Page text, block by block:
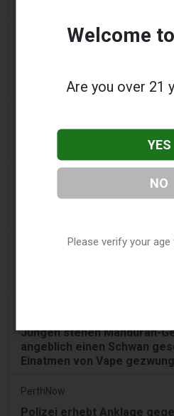
Tobacco Reporter
Reporter
Profite vor Schülern: der
vergiftet Namibias
Jungen erscheinen vor
Génération sans tabac
Jungen stehen Mandurah-
angeblich einen Schwan
Einatmen von Vape
PerthNow
Polizei erhebt Anklage
Welcome
Are you over 21
YES
NO
Please verify your age